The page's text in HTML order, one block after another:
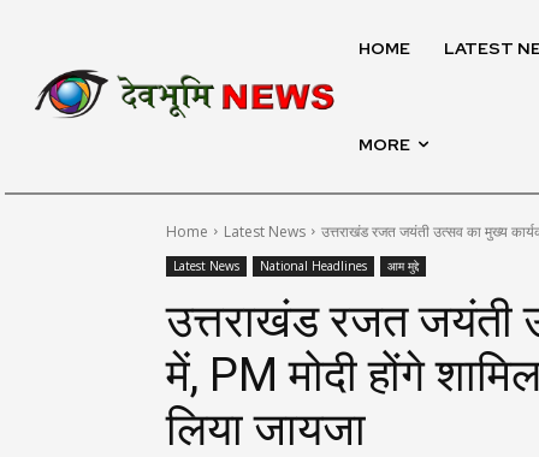
HOME LATEST
MORE
Home Latest News उत्तराखंड रजत जयंती उत्सव का मुख्य
Latest News National Headlines आम मुद्दे
उत्तराखंड रजत जयंती
में, PM मोदी होंगे
लिया जायजा